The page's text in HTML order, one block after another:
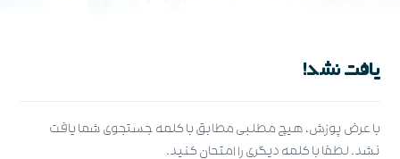
یافت نشد!
با عرض پوزش، هیچ مطلبی مطابق با کلمه جستجوی شما یافت
نشد. لطفا با کلمه دیگری را امتحان کنید.